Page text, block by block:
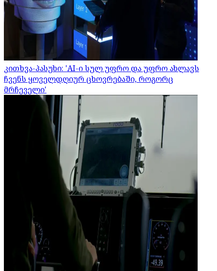
კითხვა-პასუხი: 'AI-ი სულ უფრო და უფრო ახლავს
ჩვენს ყოველდღიურ ცხოვრებაში, როგორც
მრჩეველი'